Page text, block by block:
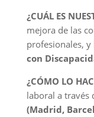
¿CUÁL ES
mejora de las
profesionales, y
con
¿CÓMO LO
laboral a través
(Madrid,